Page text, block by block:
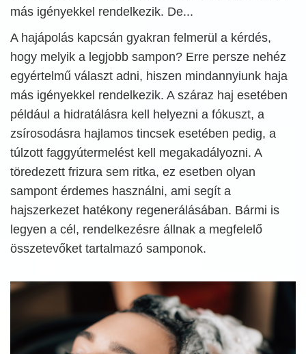
más igényekkel rendelkezik. De...
A hajápolás kapcsán gyakran felmerül a kérdés,
hogy melyik a legjobb sampon? Erre persze nehéz
egyértelmű választ adni, hiszen mindannyiunk haja
más igényekkel rendelkezik. A száraz haj esetében
például a hidratálásra kell helyezni a fókuszt, a
zsírosodásra hajlamos tincsek esetében pedig, a
túlzott faggyútermelést kell megakadályozni. A
töredezett frizura sem ritka, ez esetben olyan
sampont érdemes használni, ami segít a
hajszerkezet hatékony regenerálásában. Bármi is
legyen a cél, rendelkezésre állnak a megfelelő
összetevőket tartalmazó samponok.